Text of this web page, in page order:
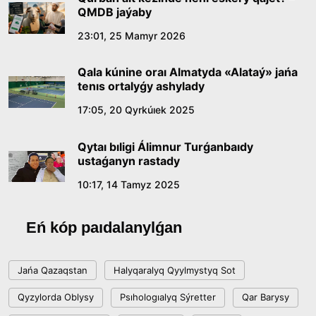
Abaıdyń adam tárbıesi týraly kózqarastarynyń
18:59, 20 Shilde 2026
Jasandy ıntellekt: adamzattyń kómekshisi me,
18:16, 20 Shilde 2026
jetistikteri men damý baǵyty
Memleket basshysy Kóbeıtuz kóliniń jaı-kúıine
nazar aýdardy
QMDB jaýaby
23:01, 25 Mamyr 2026
Qala kúnine oraı Almatyda «Alataý» jańa
tenıs ortalyǵy ashylady
17:05, 20 Qyrkúıek 2025
Qytaı bıligi Álimnur Turǵanbaıdy
ustaǵanyn rastady
10:17, 14 Tamyz 2025
Eń kóp paıdalanylǵan
Jańa Qazaqstan Halyqaralyq Qyylmystyq Sot
Qyzylorda Oblysy Psıhologıalyq Sýretter Qar Barysy